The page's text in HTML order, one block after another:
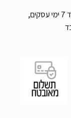
עלות משלוח שליח עד הבית 39 ש”ח, זמן אספקה עד 7 ימי עסקים,